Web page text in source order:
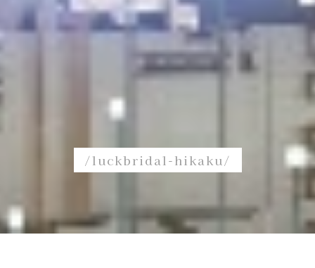
/luckbridal-hikaku/